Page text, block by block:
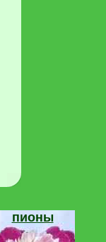
пионы